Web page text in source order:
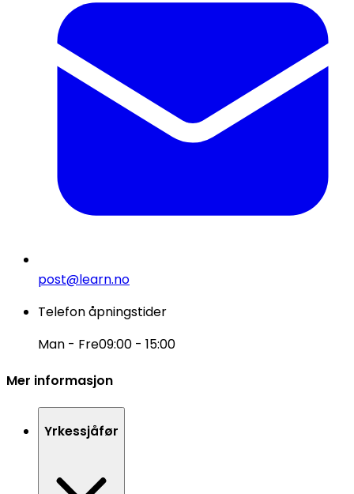
post@learn.no
Telefon åpningstider
Man - Fre09:00 - 15:00
Mer informasjon
Yrkessjåfør